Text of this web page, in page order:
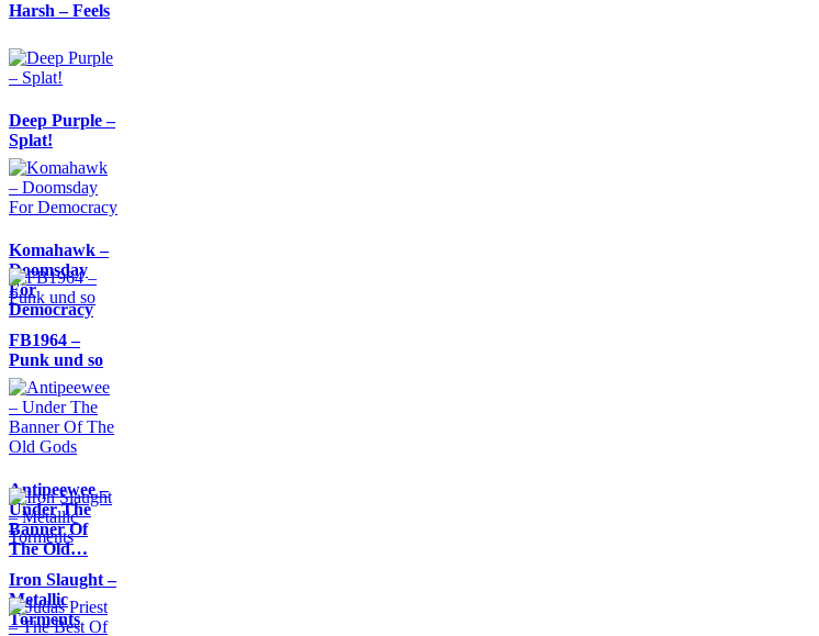
Harsh – Feels
Deep Purple –
Splat!
Komahawk –
Doomsday
For
Democracy
FB1964 –
Punk und so
Antipeewee –
Under The
Banner Of
The Old…
Iron Slaught –
Metallic
Torments